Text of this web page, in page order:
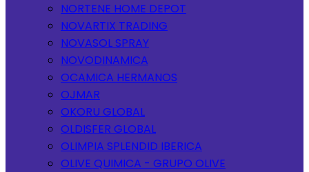
NORTENE HOME DEPOT
NOVARTIX TRADING
NOVASOL SPRAY
NOVODINAMICA
OCAMICA HERMANOS
OJMAR
OKORU GLOBAL
OLDISFER GLOBAL
OLIMPIA SPLENDID IBERICA
OLIVE QUIMICA - GRUPO OLIVE